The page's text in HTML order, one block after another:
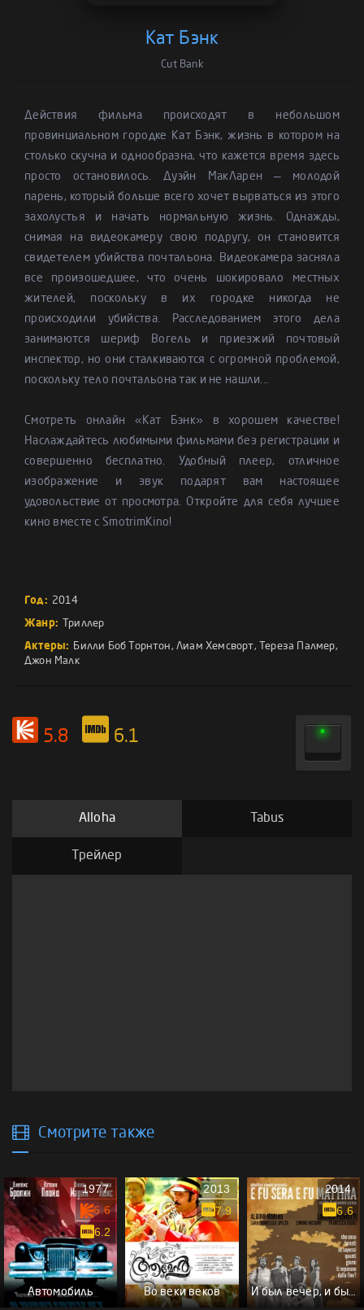
Кат Бэнк
Cut Bank
Действия фильма происходят в небольшом
провинциальном городке Кат Бэнк, жизнь в котором на
столько скучна и однообразна, что кажется время здесь
просто остановилось. Дуэйн МакЛарен — молодой
парень, который больше всего хочет вырваться из этого
захолустья и начать нормальную жизнь. Однажды,
снимая на видеокамеру свою подругу, он становится
свидетелем убийства почтальона. Видеокамера засняла
все произошедшее, что очень шокировало местных
жителей, поскольку в их городке никогда не
происходили убийства. Расследованием этого дела
занимаются шериф Вогель и приезжий почтовый
инспектор, но они сталкиваются с огромной проблемой,
поскольку тело почтальона так и не нашли...
Смотреть онлайн «Кат Бэнк» в хорошем качестве!
Наслаждайтесь любимыми фильмами без регистрации и
совершенно бесплатно. Удобный плеер, отличное
изображение и звук подарят вам настоящее
удовольствие от просмотра. Откройте для себя лучшее
кино вместе с SmotrimKino!
Год: 2014
Жанр: Триллер
Актеры: Билли Боб Торнтон,Лиам Хемсворт, Тереза Палмер,
Джон Малк
5.8 6.1
Alloha Tabus
Трейлер
Смотрите также
Автомобиль
1977
6.6
6.2
Во веки веков
2013
7.9
И был вечер, и было утро
2014
6.6